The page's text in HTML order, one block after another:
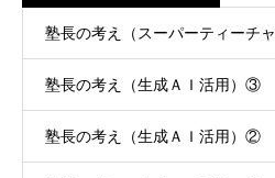
塾長の考え（スーパーティーチャ
塾長の考え（生成ＡＩ活用）③
塾長の考え（生成ＡＩ活用）②